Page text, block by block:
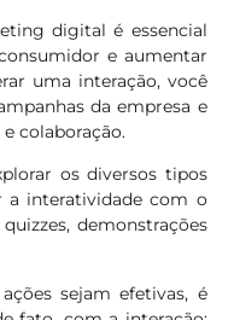
digital é essencial
e aumentar
uma interação, você
da empresa e
colaboração.
os diversos tipos
interatividade com o
demonstrações
sejam efetivas, é